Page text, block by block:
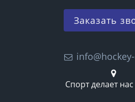
Заказать
Спорт делает